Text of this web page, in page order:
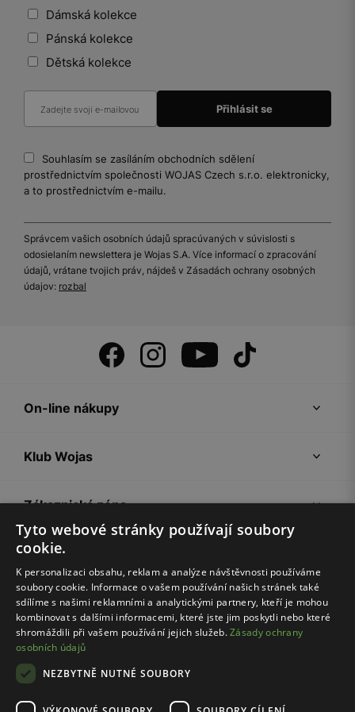
Dámská kolekce
Pánská kolekce
Dětská kolekce
Souhlasím se zasíláním obchodních sdělení
prostřednictvím společnosti WOJAS Czech s.r.o. elektronicky,
a to prostřednictvím e-mailu.
Správcem vašich osobních údajů spracúvaných v súvislosti s
odosielaním newslettera je Wojas S.A. Více informací o zpracování
údajů, vrátane tvojich práv, nájdeš v Zásadách ochrany osobných
údajov: rozbal
On-line nákupy
Klub Wojas
Zákaznická zóna
Společnost Wojas
Rady
Tyto webové stránky používají soubory
cookie.
K personalizaci obsahu, reklam a analýze návštěvnosti používáme
soubory cookie. Informace o vašem používání našich stránek také
sdílíme s našimi reklamními a analytickými partnery, kteří je mohou
kombinovat s dalšími informacemi, které jste jim poskytli nebo které
shromáždili při vašem používání jejich služeb.Zásady ochrany
osobních údajů
NEZBYTNĚ NUTNÉ SOUBORY